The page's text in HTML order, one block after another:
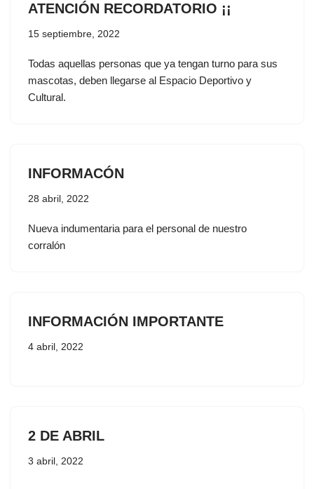
ATENCIÓN RECORDATORIO ¡¡
15 septiembre, 2022
Todas aquellas personas que ya tengan turno para sus
mascotas, deben llegarse al Espacio Deportivo y
Cultural.
INFORMACÓN
28 abril, 2022
Nueva indumentaria para el personal de nuestro
corralón
INFORMACIÓN IMPORTANTE
4 abril, 2022
2 DE ABRIL
3 abril, 2022